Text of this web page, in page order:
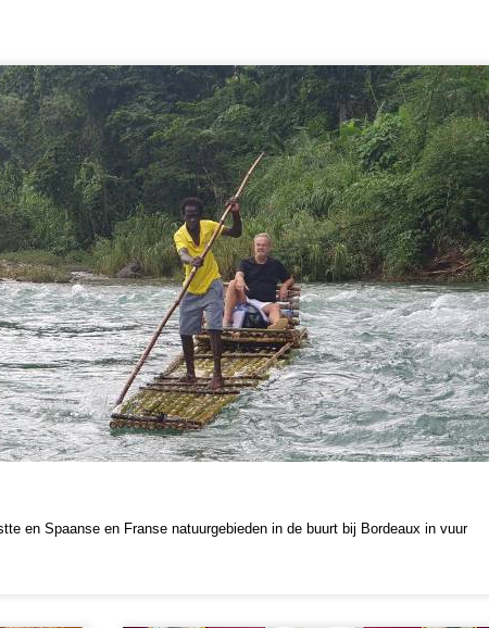
en Spaanse en Franse natuurgebieden in de buurt bij Bordeaux in vuur